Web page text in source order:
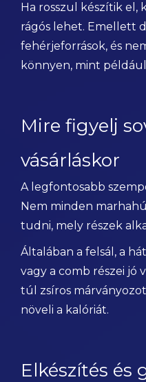
Ha rosszul készítik el,
rágós lehet. Emellett
fehérjeforrások, és
könnyen, mint
Mire figyelj
vásárláskor
A legfontosabb
Nem minden
tudni, mely részek
Általában a felsál, a
vagy a comb részei jó
túl zsíros
növeli a kalóriát.
Elkészítés és